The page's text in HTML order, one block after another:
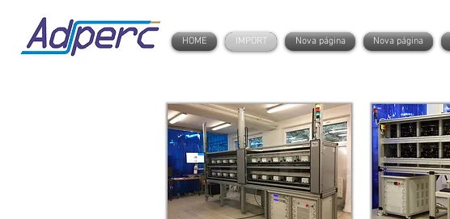
HOME IMPORT Nova página Nova página